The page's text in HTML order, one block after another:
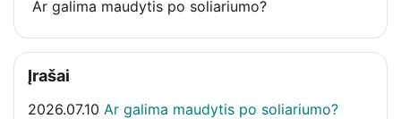
Ar galima maudytis po soliariumo?
Įrašai
2026.07.10 Ar galima maudytis po soliariumo?